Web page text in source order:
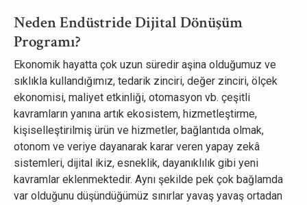
Neden Endüstride Dijital Dönüşüm
Programı?
Ekonomik hayatta çok uzun süredir aşina olduğumuz ve
sıklıkla kullandığımız, tedarik zinciri, değer zinciri, ölçek
ekonomisi, maliyet etkinliği, otomasyon vb. çeşitli
kavramların yanına artık ekosistem, hizmetleştirme,
kişiselleştirilmiş ürün ve hizmetler, bağlantıda olmak,
otonom ve veriye dayanarak karar veren yapay zekâ
sistemleri, dijital ikiz, esneklik, dayanıklılık gibi yeni
kavramlar eklenmektedir. Aynı şekilde pek çok bağlamda
var olduğunu düşündüğümüz sınırlar yavaş yavaş ortadan